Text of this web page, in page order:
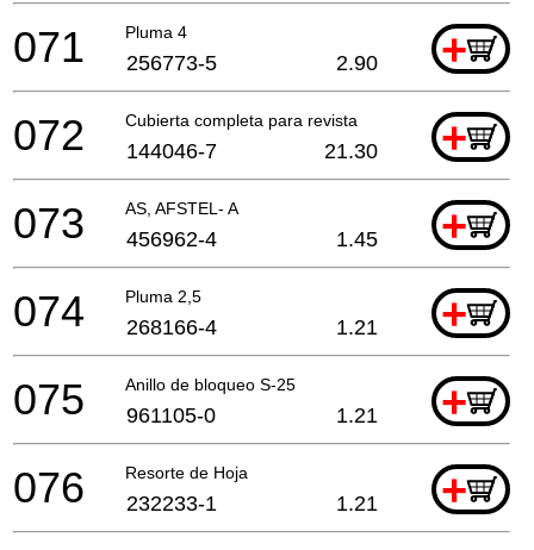
Pluma 4 +
071 256773-5 2.90
Cubierta completa para revista +
072 144046-7 21.30
AS, AFSTEL- A +
073 456962-4 1.45
Pluma 2,5 +
074 268166-4 1.21
Anillo de bloqueo S-25 +
075 961105-0 1.21
Resorte de Hoja +
076 232233-1 1.21